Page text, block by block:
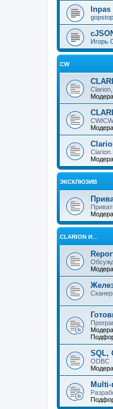
Игорь
CW
ЭКСКЛЮЗИВ
CLARION И...
SQL,
ODBC